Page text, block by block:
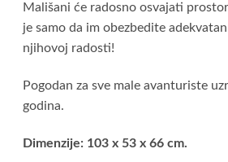
Mališani će radosno osvajati
je samo da im obezbedite
njihovoj radosti!
Pogodan za sve male avanturiste
godina.
Dimenzije: 103 x 53 x 66 cm.